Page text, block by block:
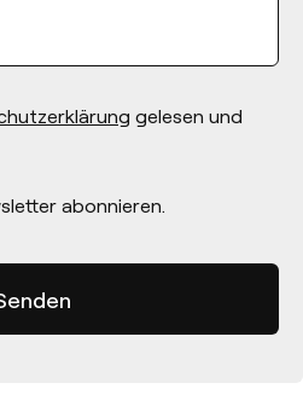
gelesen und
abonnieren.